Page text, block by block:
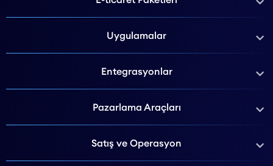
Uygulamalar
Entegrasyonlar
Pazarlama Araçları
Satış ve Operasyon